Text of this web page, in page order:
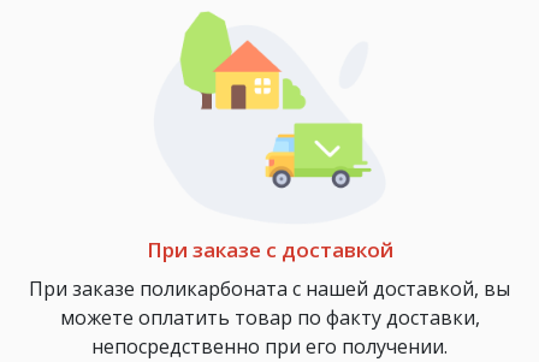
При заказе с доставкой
При заказе поликарбоната с нашей доставкой, вы
можете оплатить товар по факту доставки,
непосредственно при его получении.